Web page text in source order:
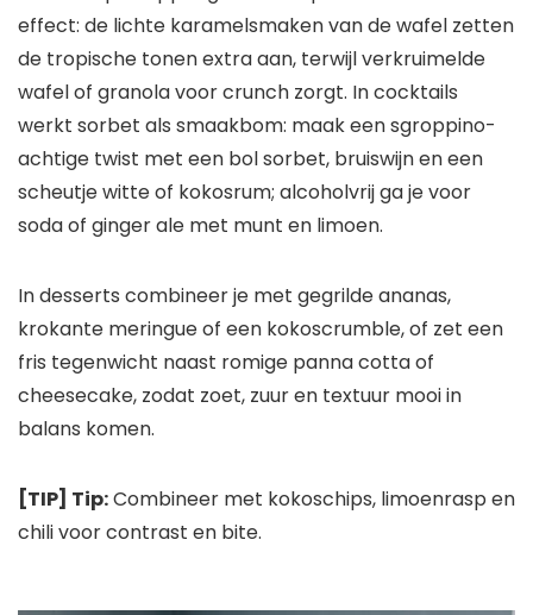
effect: de lichte karamelsmaken van de wafel zetten
de tropische tonen extra aan, terwijl verkruimelde
wafel of granola voor crunch zorgt. In cocktails
werkt sorbet als smaakbom: maak een sgroppino-
achtige twist met een bol sorbet, bruiswijn en een
scheutje witte of kokosrum; alcoholvrij ga je voor
soda of ginger ale met munt en limoen.
In desserts combineer je met gegrilde ananas,
krokante meringue of een kokoscrumble, of zet een
fris tegenwicht naast romige panna cotta of
cheesecake, zodat zoet, zuur en textuur mooi in
balans komen.
[TIP] Tip:Combineer met kokoschips, limoenrasp en
chili voor contrast en bite.